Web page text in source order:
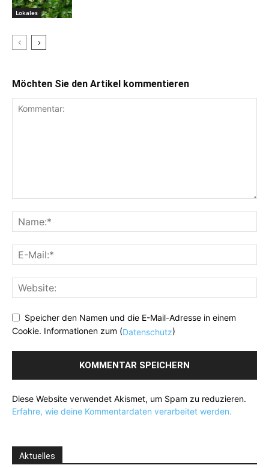
Lokales
Möchten Sie den Artikel kommentieren
Speicher den Namen und die E-Mail-Adresse in einem
Cookie. Informationen zum (Datenschutz)
Diese Website verwendet Akismet, um Spam zu reduzieren.
Erfahre, wie deine Kommentardaten verarbeitet werden.
Aktuelles